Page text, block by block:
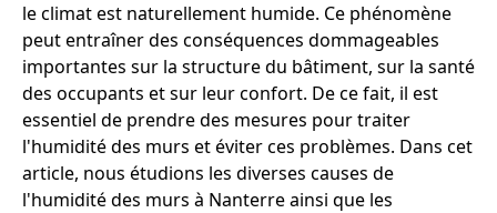
le climat est naturellement humide. Ce phénomène
peut entraîner des conséquences dommageables
importantes sur la structure du bâtiment, sur la santé
des occupants et sur leur confort. De ce fait, il est
essentiel de prendre des mesures pour traiter
l'humidité des murs et éviter ces problèmes. Dans cet
article, nous étudions les diverses causes de
l'humidité des murs à Nanterre ainsi que les